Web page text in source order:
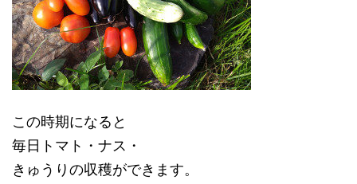
この時期になると
毎日トマト・ナス・
きゅうりの収穫ができます。